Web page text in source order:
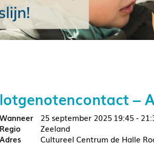
lotgenotencontact –
25 september 2025 19:45 -
Zeeland
Cultureel Centrum de Halle